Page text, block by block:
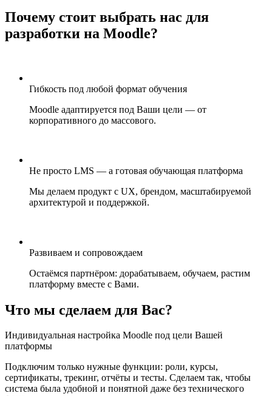
Почему стоит выбрать нас для
разработки на Moodle?
Гибкость под любой формат обучения
Moodle адаптируется под Ваши цели — от
корпоративного до массового.
Не просто LMS — а готовая обучающая платформа
Мы делаем продукт с UX, брендом, масштабируемой
архитектурой и поддержкой.
Развиваем и сопровождаем
Остаёмся партнёром: дорабатываем, обучаем, растим
платформу вместе с Вами.
Что мы сделаем для Вас?
Индивидуальная настройка Moodle под цели Вашей
платформы
Подключим только нужные функции: роли, курсы,
сертификаты, трекинг, отчёты и тесты. Сделаем так, чтобы
система была удобной и понятной даже без технического